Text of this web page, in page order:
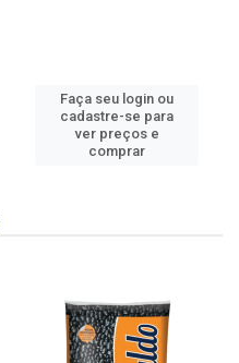
Faça seu login ou
cadastre-se para
ver preços e
comprar